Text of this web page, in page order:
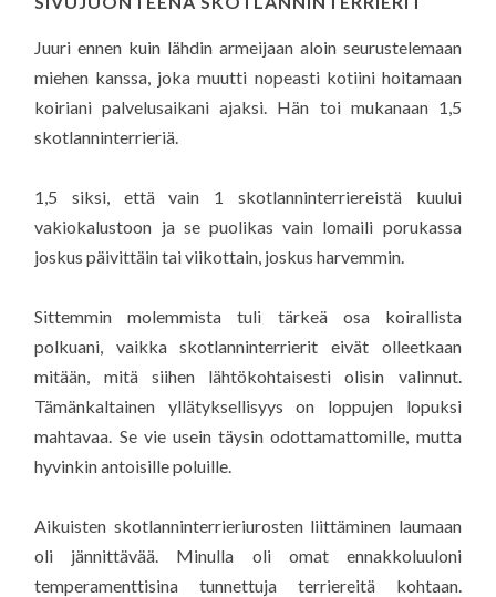
Juuri ennen kuin lähdin armeijaan aloin seurustelemaan
miehen kanssa, joka muutti nopeasti kotiini hoitamaan
koiriani palvelusaikani ajaksi. Hän toi mukanaan 1,5
skotlanninterrieriä.
1,5 siksi, että vain 1 skotlanninterriereistä kuului
vakiokalustoon ja se puolikas vain lomaili porukassa
joskus päivittäin tai viikottain, joskus harvemmin.
Sittemmin molemmista tuli tärkeä osa koirallista
polkuani, vaikka skotlanninterrierit eivät olleetkaan
mitään, mitä siihen lähtökohtaisesti olisin valinnut.
Tämänkaltainen yllätyksellisyys on loppujen lopuksi
mahtavaa. Se vie usein täysin odottamattomille, mutta
hyvinkin antoisille poluille.
Aikuisten skotlanninterrieriurosten liittäminen laumaan
oli jännittävää. Minulla oli omat ennakkoluuloni
temperamenttisina tunnettuja terriereitä kohtaan.